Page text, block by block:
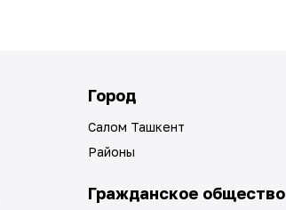
Город
Салом Ташкент
Районы
Гражданское общество